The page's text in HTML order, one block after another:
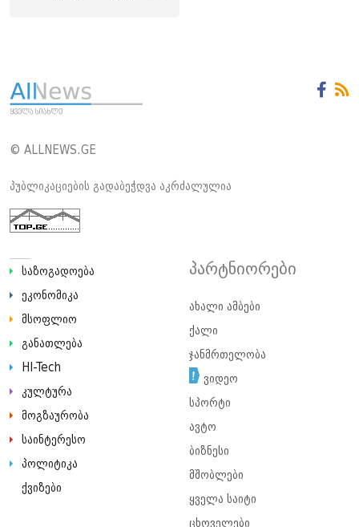
© ALLNEWS.GE
პუბლიკაციების გადაბეჭდვა აკრძალულია
საზოგადოება
ეკონომიკა
მსოფლიო
განათლება
HI-Tech
კულტურა
მოგზაურობა
საინტერესო
პოლიტიკა
ქვიზები
პარტნიორები
ახალი ამბები
ქალი
ჯანმრთელობა
ვიდეო
სპორტი
ავტო
ბიზნესი
მშობლები
ყველა საიტი
ცხოველები